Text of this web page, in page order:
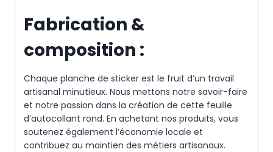
Fabrication &
composition :
Chaque planche de sticker est le fruit d’un travail
artisanal minutieux. Nous mettons notre savoir-faire
et notre passion dans la création de cette feuille
d’autocollant rond. En achetant nos produits, vous
soutenez également l’économie locale et
contribuez au maintien des métiers artisanaux.